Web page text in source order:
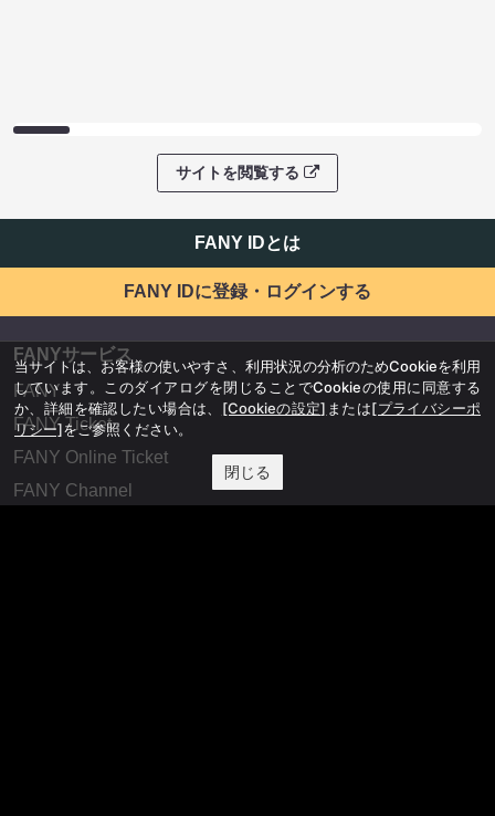
サイトを閲覧する
FANY IDとは
FANY IDに登録・ログインする
FANYサービス
FANY
FANY Ticket
FANY Online Ticket
FANY Channel
当サイトは、お客様の使いやすさ、利用状況の分析のためCookieを利用
しています。このダイアログを閉じることでCookieの使用に同意する
か、詳細を確認したい場合は、 [Cookieの設定] または[プライバシーポ
リシー]をご参照ください。
閉じる